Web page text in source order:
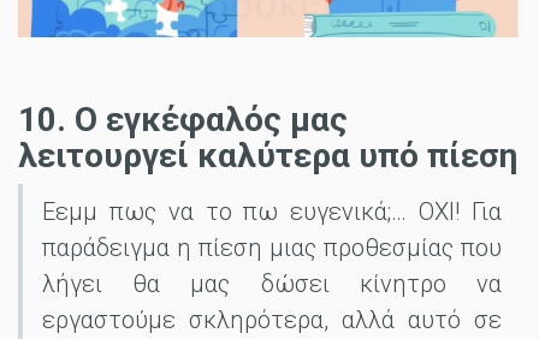
10. Ο εγκέφαλός μας
λειτουργεί καλύτερα υπό πίεση
Εεμμ πως να το πω ευγενικά;… ΟΧΙ! Για
παράδειγμα η πίεση μιας προθεσμίας που
λήγει θα μας δώσει κίνητρο να
εργαστούμε σκληρότερα, αλλά αυτό σε